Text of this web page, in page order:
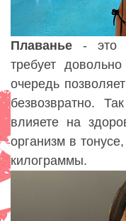
Плаванье - это
требует
очередь
безвозвратно.
влияете на
организм в
килограммы.